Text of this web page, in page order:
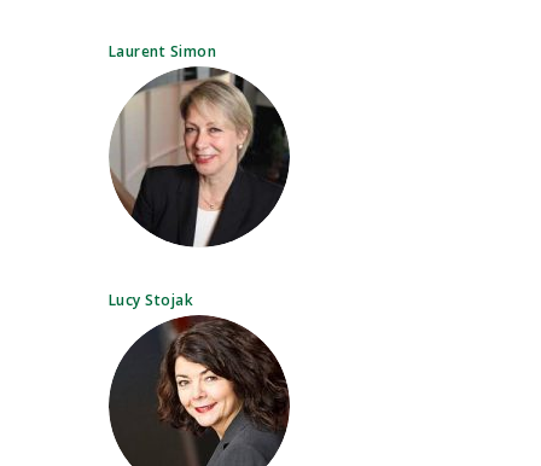
Laurent Simon
Lucy Stojak